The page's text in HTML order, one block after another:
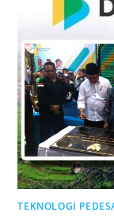
TEKNOLOGI